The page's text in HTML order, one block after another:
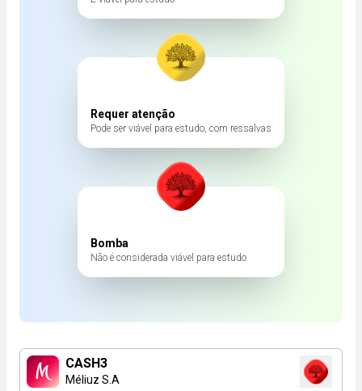
Requer atenção
Pode ser viável para estudo, com ressalvas
Bomba
Não é considerada viável para estudo
CASH3
Méliuz S.A